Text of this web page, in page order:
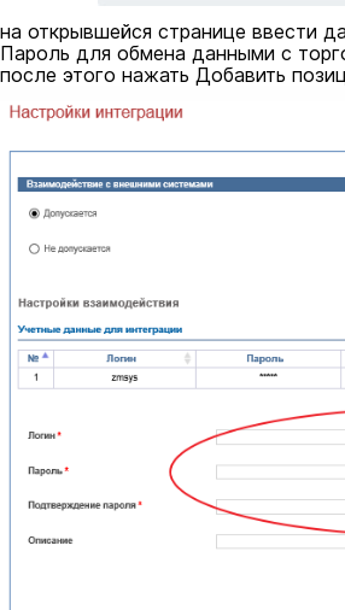
на открывшейся странице ввести
Пароль для обмена данными с
после этого нажать Добавить